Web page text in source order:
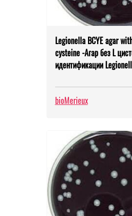
Legionella BCYE agar
cysteine -Агар без L
идентификации
bioMerieux